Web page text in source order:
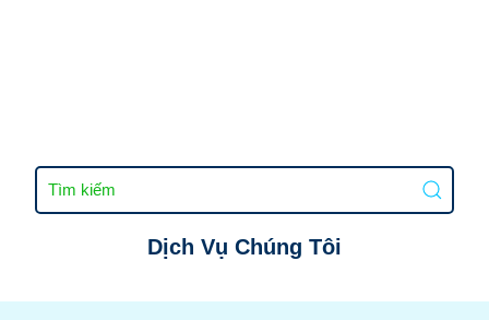
Dịch Vụ Chúng Tôi